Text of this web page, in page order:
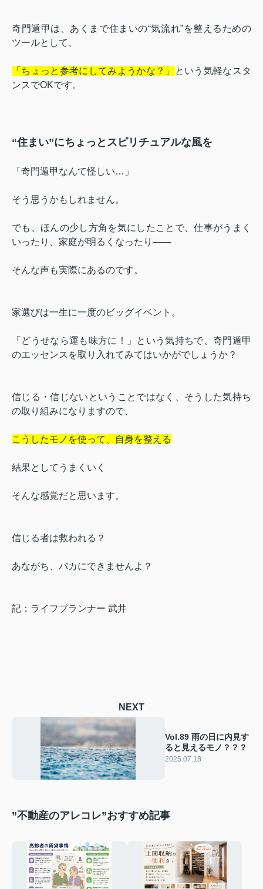
奇門遁甲は、あくまで住まいの“気流れ”を整えるための
ツールとして、
「ちょっと参考にしてみようかな？」
という気軽なスタ
ンスでOKです。
“住まい”にちょっとスピリチュアルな風を
「奇門遁甲なんて怪しい…」
そう思うかもしれません。
でも、ほんの少し方角を気にしたことで、仕事がうまく
いったり、家庭が明るくなったり――
そんな声も実際にあるのです。
家選びは一生に一度のビッグイベント。
「どうせなら運も味方に！」という気持ちで、奇門遁甲
のエッセンスを取り入れてみてはいかがでしょうか？
信じる・信じないということではなく、そうした気持ち
の取り組みになりますので、
こうしたモノを使って、自身を整える
結果としてうまくいく
そんな感覚だと思います。
信じる者は救われる？
あながち、バカにできませんよ？
記：ライフプランナー 武井
NEXT
Vol.89 雨の日に内見す
ると見えるモノ？？？
2025.07.18
”不動産のアレコレ”おすすめ記事